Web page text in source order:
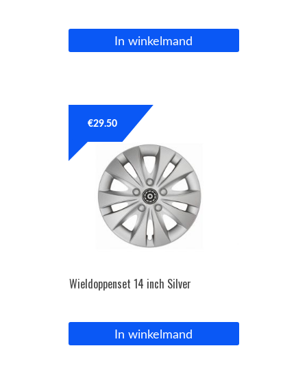
In winkelmand
Wieldoppenset 14 inch Silver
€29.50
In winkelmand